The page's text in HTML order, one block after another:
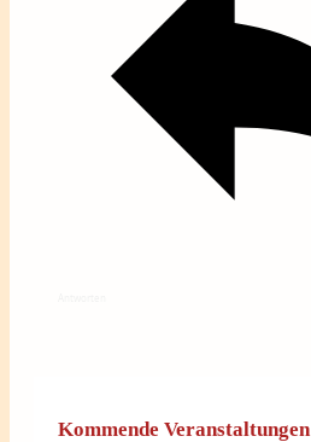
Kommende Veranstaltungen